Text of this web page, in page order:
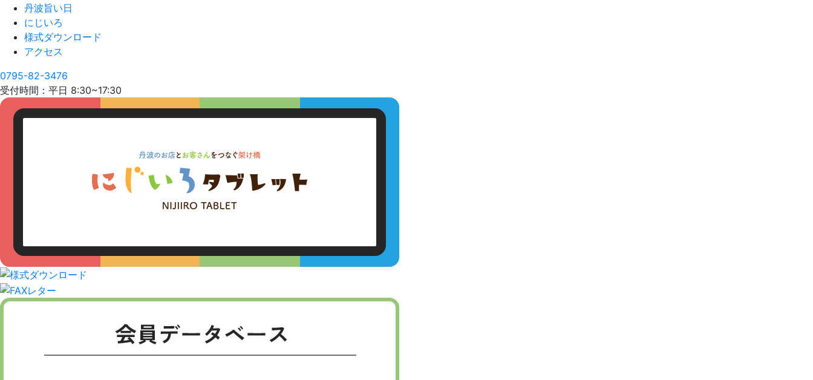
丹波旨い日
にじいろ
様式ダウンロード
アクセス
0795-82-3476
受付時間：平日 8:30~17:30